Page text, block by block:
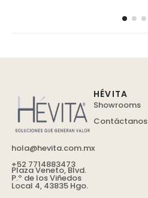
hola@hevita.com.mx
+52 7714883473
Plaza Veneto, Blvd.
P.º de los Viñedos
Local 4, 43835 Hgo.
HÉVITA
Showrooms
Contáctanos